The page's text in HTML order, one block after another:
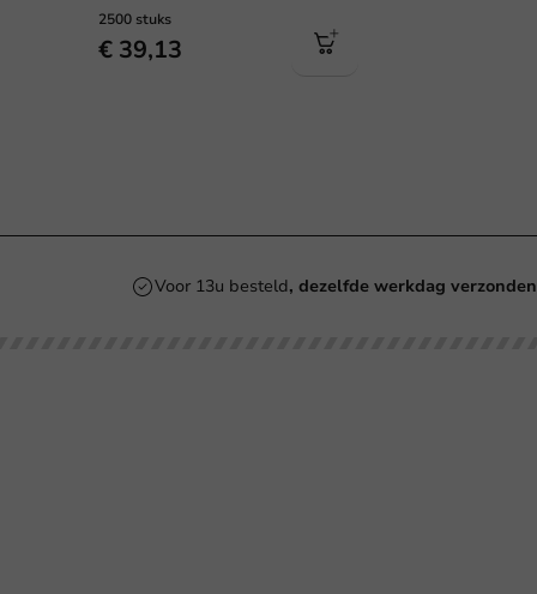
2500 stuks
€ 39,13
Voor 13u besteld, dezelfde werkdag verzonden